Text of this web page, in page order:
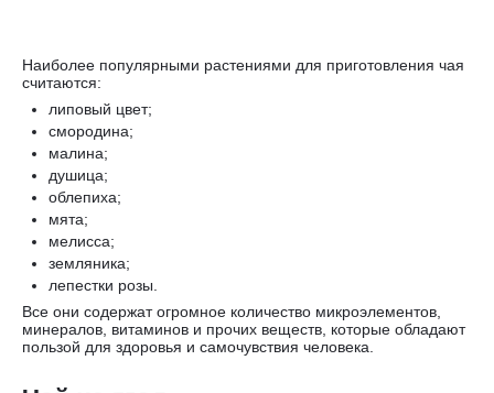
Наиболее популярными растениями для приготовления чая
считаются:
липовый цвет;
смородина;
малина;
душица;
облепиха;
мята;
мелисса;
земляника;
лепестки розы.
Все они содержат огромное количество микроэлементов,
минералов, витаминов и прочих веществ, которые обладают
пользой для здоровья и самочувствия человека.